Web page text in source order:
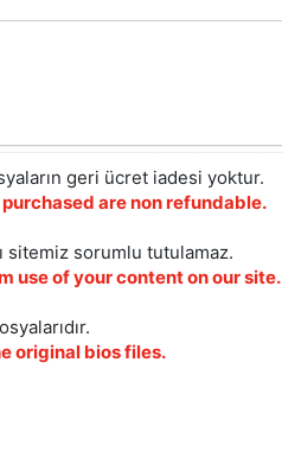
geri ücret iadesi yoktur.
are non refundable.
sitemiz sorumlu tutulamaz.
use of your content on our site.
original bios files.